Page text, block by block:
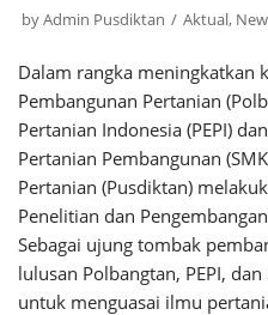
byAdmin Pusdiktan Aktual,
Dalam rangka meningkatkan
Pembangunan Pertanian
Pertanian Indonesia (PEPI)
Pertanian Pembangunan
Pertanian (Pusdiktan)
Penelitian dan
Sebagai ujung tombak
lulusan Polbangtan, PEPI,
untuk menguasai ilmu